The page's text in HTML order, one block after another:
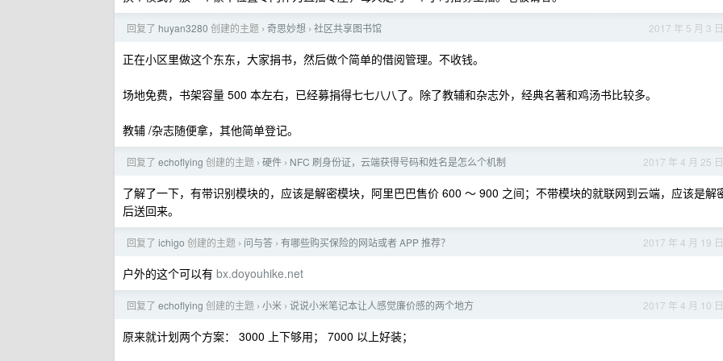
2017 年 5 月 3 日
回复了 huyan3280 创建的主题 › 奇思妙想 › 社区共享图书馆
正在小区里做这个东东，大家捐书，然后做个简单的借阅管理。不收钱。
场地免费，书架容量 500 本左右，已经募捐得七七八八了。除了教辅和杂志外，经典名著和鸡汤书比较多。
教辅 /杂志随便拿，其他简单登记。
2017 年 4 月 25 日
回复了 echoflying 创建的主题 › 硬件 › NFC 刷身份证，云端获得号码和姓名是怎么个机制
了解了一下，有带识别模块的，应该是解密模块，阿里巴巴售价 600 ～ 900 之间；不带模块的就联网到云端，应该是解
后送回来。
2017 年 4 月 19 日
回复了 ichigo 创建的主题 › 问与答 › 有哪些购买保险的网站或者 APP 推荐？
户外的这个可以有 bx.doyouhike.net
2017 年 4 月 10 日
回复了 echoflying 创建的主题 › 小米 › 说说小米笔记本让人感觉廉价感的两个地方
原来就计划两个方案： 3000 上下够用； 7000 以上好装；